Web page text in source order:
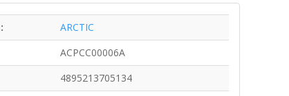
ARCTIC
ACPCC00006A
4895213705134